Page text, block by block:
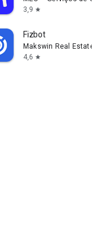
3,9 star
Fizbot
Makswin Real Estate
4,6 star